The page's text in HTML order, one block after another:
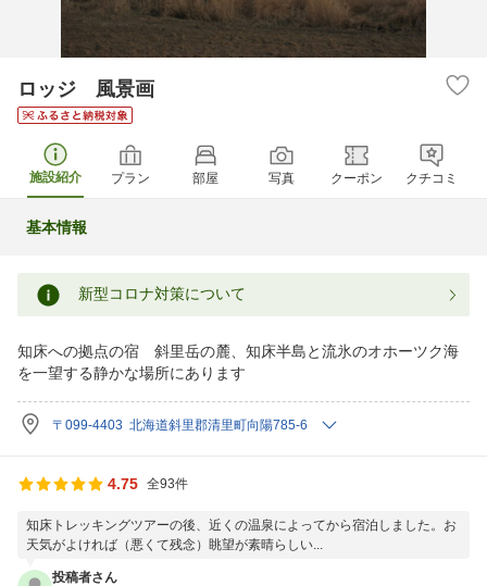
ロッジ 風景画
施設紹介 プラン 部屋 写真 クーポン クチコミ
基本情報
新型コロナ対策について
知床への拠点の宿 斜里岳の麓、知床半島と流氷のオホーツク海
を一望する静かな場所にあります
〒099-4403 北海道斜里郡清里町向陽785-6
4.75 全93件
知床トレッキングツアーの後、近くの温泉によってから宿泊しました。お
天気がよければ（悪くて残念）眺望が素晴らしい...
投稿者さん